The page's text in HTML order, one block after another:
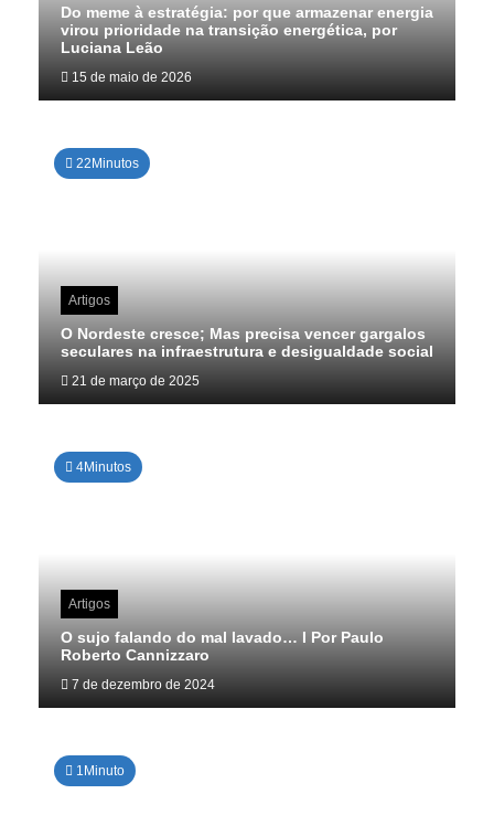
Do meme à estratégia: por que armazenar energia
virou prioridade na transição energética, por
Luciana Leão
15 de maio de 2026
22Minutos
Artigos
O Nordeste cresce; Mas precisa vencer gargalos
seculares na infraestrutura e desigualdade social
21 de março de 2025
4Minutos
Artigos
O sujo falando do mal lavado… I Por Paulo
Roberto Cannizzaro
7 de dezembro de 2024
1Minuto